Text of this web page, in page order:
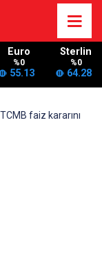
Euro
%0
55.13
Sterlin
%0
64.28
faiz kararını